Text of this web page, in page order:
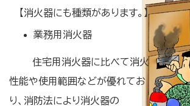
【消火器にも種類があります。】
業務用消火器
住宅用消火器に比べて消火
性能や使用範囲などが優れてお
り、消防法により消火器の